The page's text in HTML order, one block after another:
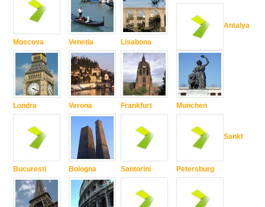
Moscova
Londra
Bucuresti
Venetia
Verona
Bologna
Lisabona
Frankfurt
Santorini
Antalya
Munchen
Sankt
Petersburg